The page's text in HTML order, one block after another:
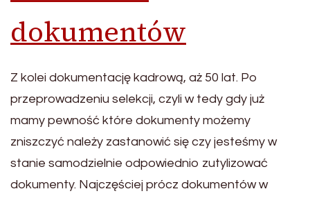
dokumentów
Z kolei dokumentację kadrową, aż 50 lat. Po
przeprowadzeniu selekcji, czyli w tedy gdy już
mamy pewność które dokumenty możemy
zniszczyć należy zastanowić się czy jesteśmy w
stanie samodzielnie odpowiednio zutylizować
dokumenty. Najczęściej prócz dokumentów w